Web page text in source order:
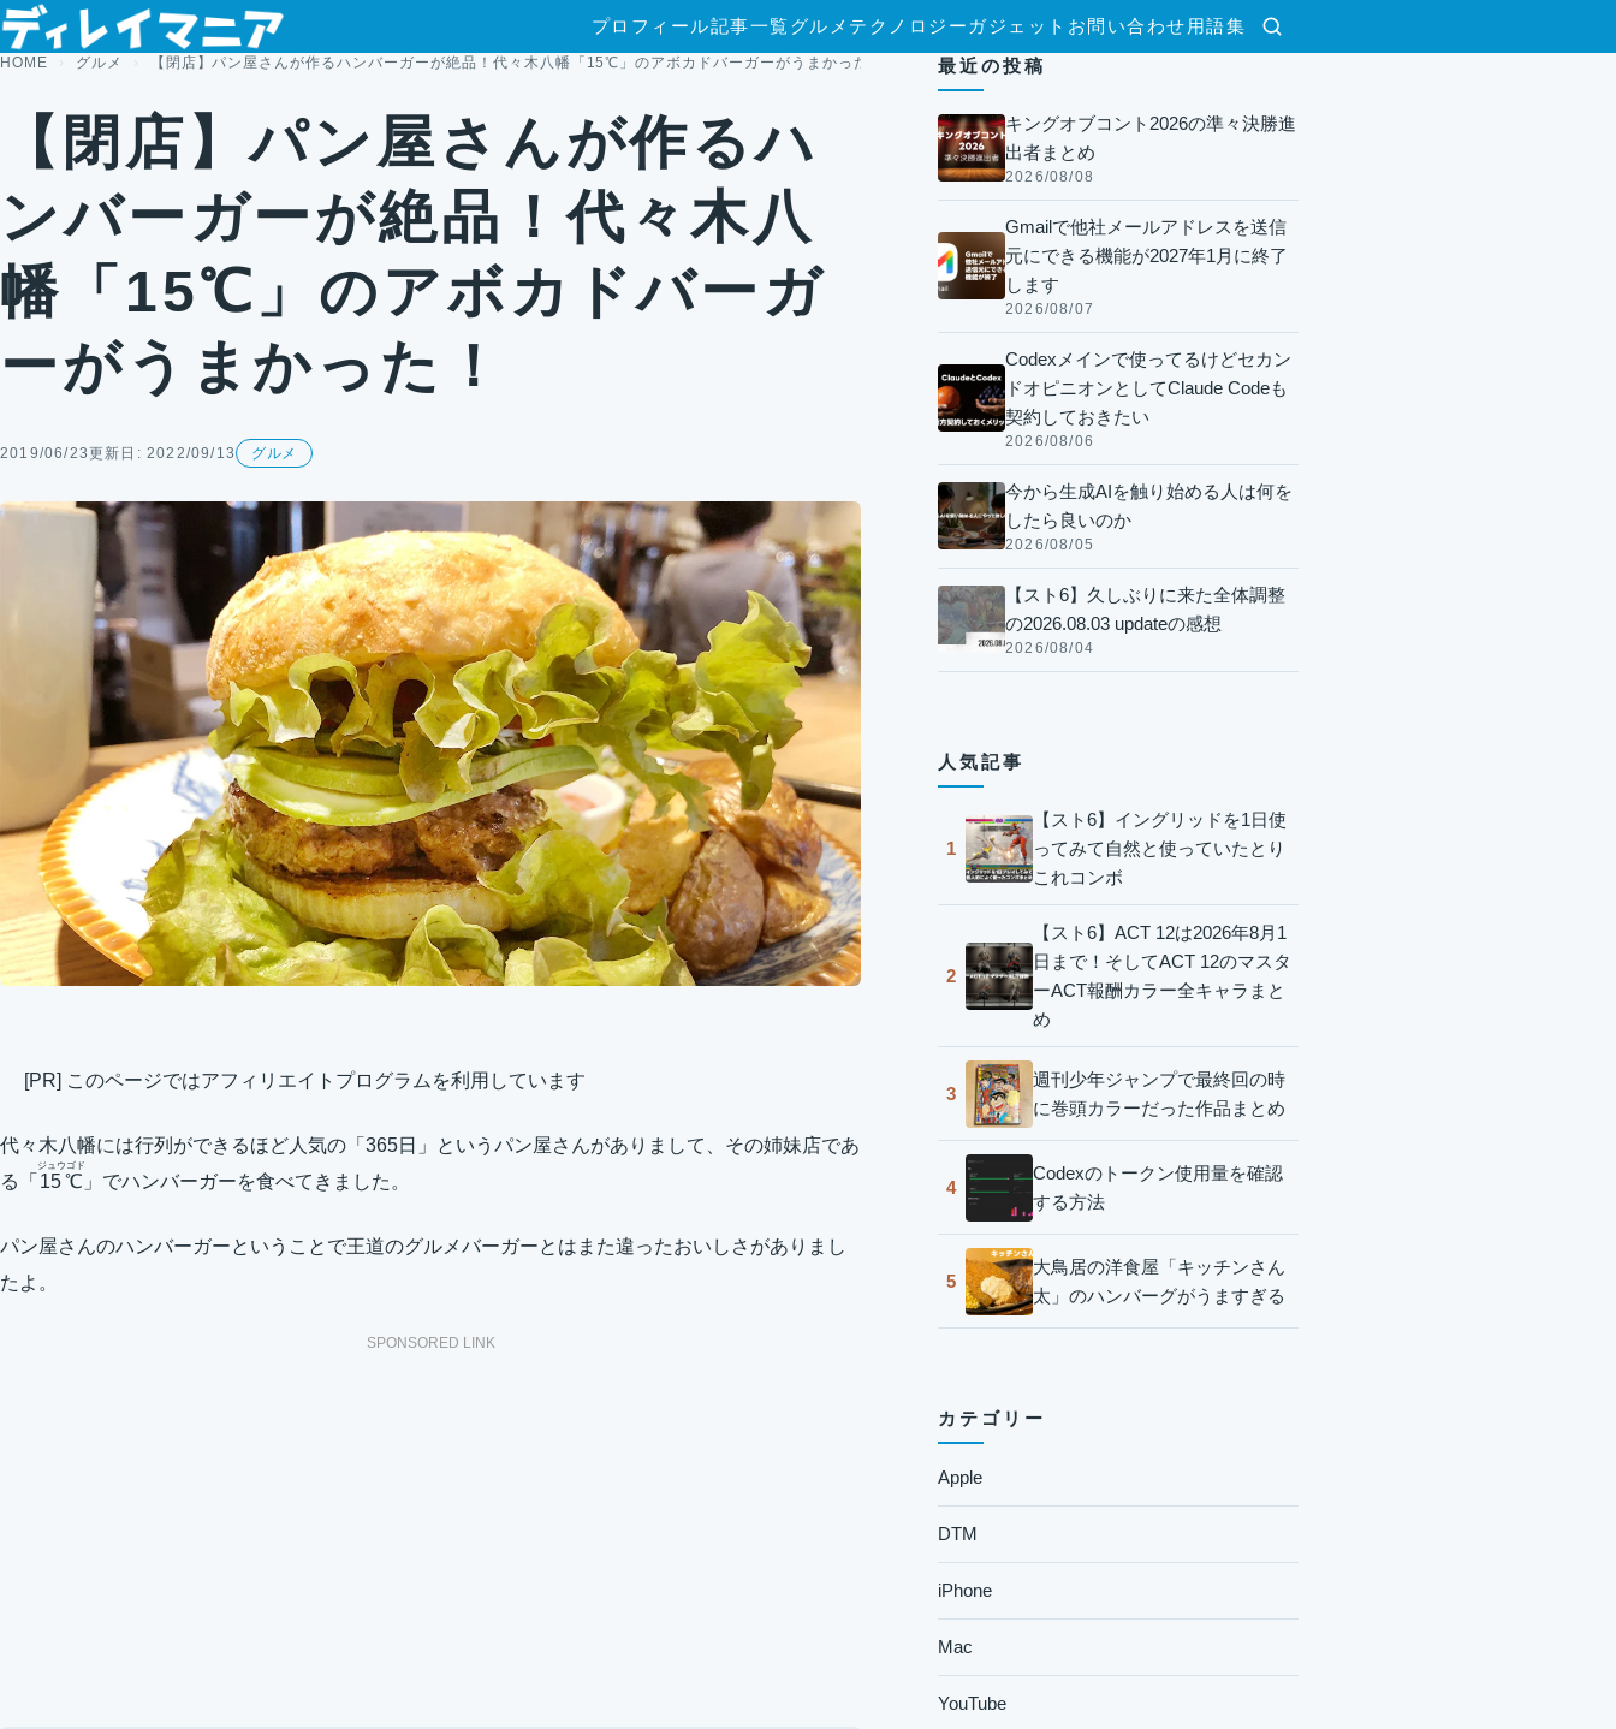
コンテンツへスキップ
検索
プロフィール記事一覧グルメ テクノロジー ガジェット お問い合わせ 用語集
HOME グルメ 【閉店】パン屋さんが作るハンバーガーが絶品！代々木八幡「15℃」のアボカドバーガーがうまかった！
【閉店】パン屋さんが作るハ
ンバーガーが絶品！代々木八
幡「15℃」のアボカドバーガ
ーがうまかった！
2019/06/23更新日: 2022/09/13 グルメ
[PR] このページではアフィリエイトプログラムを利用しています
代々木八幡には行列ができるほど人気の「365日」というパン屋さんがありまして、その姉妹店であ
る「 15℃
ジュウゴド
」でハンバーガーを食べてきました。
パン屋さんのハンバーガーということで王道のグルメバーガーとはまた違ったおいしさがありまし
たよ。
SPONSORED LINK
最近の投稿
キングオブコント2026の準々決勝進
出者まとめ
2026/08/08
Gmailで他社メールアドレスを送信
元にできる機能が2027年1月に終了
します
2026/08/07
Codexメインで使ってるけどセカン
ドオピニオンとしてClaude Codeも
契約しておきたい
2026/08/06
今から生成AIを触り始める人は何を
したら良いのか
2026/08/05
【スト6】久しぶりに来た全体調整
の2026.08.03 updateの感想
2026/08/04
人気記事
1
【スト6】イングリッドを1日使
ってみて自然と使っていたとり
これコンボ
2
【スト6】ACT 12は2026年8月1
日まで！そしてACT 12のマスタ
ーACT報酬カラー全キャラまと
め
3
週刊少年ジャンプで最終回の時
に巻頭カラーだった作品まとめ
4
Codexのトークン使用量を確認
する方法
5
大鳥居の洋食屋「キッチンさん
太」のハンバーグがうますぎる
カテゴリー
Apple
DTM
iPhone
Mac
YouTube